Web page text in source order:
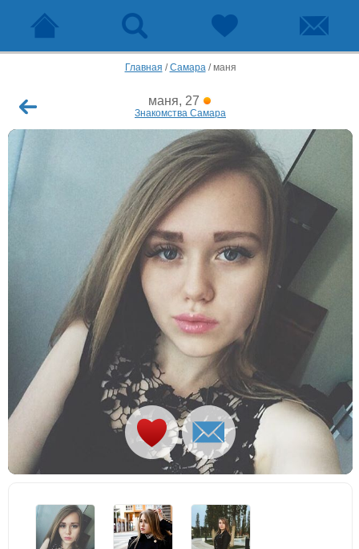
Главная /Самара/маня
маня, 27
Знакомства Самара